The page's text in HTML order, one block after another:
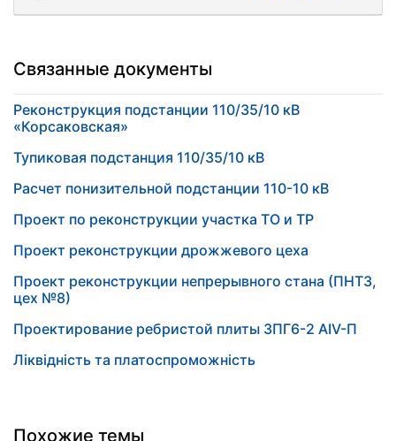
Связанные документы
Реконструкция подстанции 110/35/10 кВ
«Корсаковская»
Тупиковая подстанция 110/35/10 кВ
Расчет понизительной подстанции 110-10 кВ
Проект по реконструкции участка ТО и ТР
Проект реконструкции дрожжевого цеха
Проект реконструкции непрерывного стана (ПНТЗ,
цех №8)
Проектирование ребристой плиты 3ПГ6-2 АIV-П
Ліквідність та платоспроможність
Похожие темы